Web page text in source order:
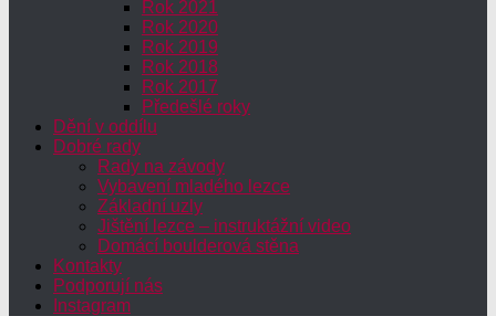
Rok 2021
Rok 2020
Rok 2019
Rok 2018
Rok 2017
Předešlé roky
Dění v oddílu
Dobré rady
Rady na závody
Vybavení mladého lezce
Základní uzly
Jištění lezce – instruktážní video
Domácí boulderová stěna
Kontakty
Podporují nás
Instagram